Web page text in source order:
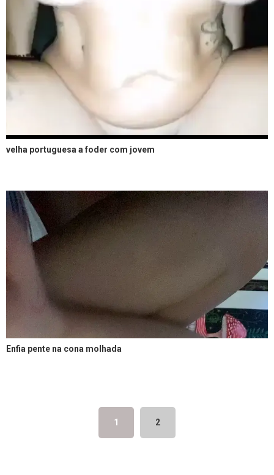
velha portuguesa a foder com jovem
Enfia pente na cona molhada
1 2